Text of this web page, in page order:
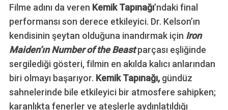
Filme adını da veren Kemik Tapınağı’ndaki final
performansı son derece etkileyici. Dr. Kelson’ın
kendisinin şeytan olduğuna inandırmak için Iron
Maiden’ın Number of the Beastparçası eşliğinde
sergilediği gösteri, filmin en akılda kalıcı anlarından
biri olmayı başarıyor. Kemik Tapınağı,gündüz
sahnelerinde bile etkileyici bir atmosfere sahipken;
karanlıkta fenerler ve ateşlerle aydınlatıldığı